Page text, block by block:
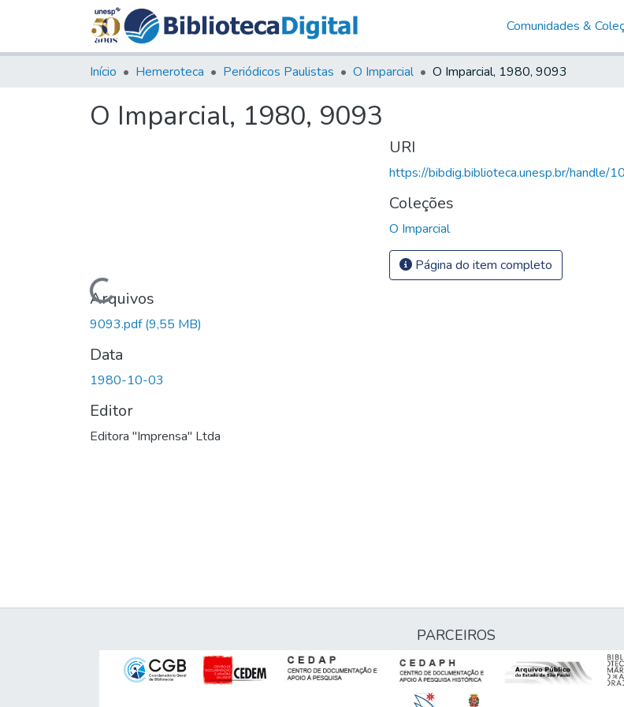
Comunidades &
Início Hemeroteca Periódicos Paulistas O Imparcial O Imparcial, 1980, 9093
O Imparcial, 1980, 9093
Carregando...
Arquivos
9093.pdf(9,55 MB)
Data
1980-10-03
Editor
Editora "Imprensa" Ltda
URI
https://bibdig.biblioteca.unesp.br/handle/
Coleções
O Imparcial
Página do item completo
PARCEIROS